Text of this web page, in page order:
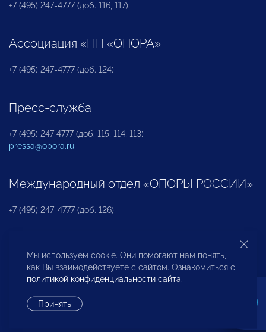
+7 (495) 247-4777 (доб. 116, 117)
Ассоциация «НП «ОПОРА»
+7 (495) 247-4777 (доб. 124)
Пресс-служба
+7 (495) 247 4777 (доб. 115, 114, 113)
pressa@opora.ru
Международный отдел «ОПОРЫ РОССИИ»
+7 (495) 247-4777 (доб. 126)
Бюро по защите прав предпринимателей и
инвесторов
Мы используем cookie. Они помогают нам понять,
как Вы взаимодействуете с сайтом. Ознакомиться с
политикой конфиденциальности сайта.
Принять